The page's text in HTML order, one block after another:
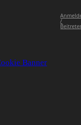
/
Banner